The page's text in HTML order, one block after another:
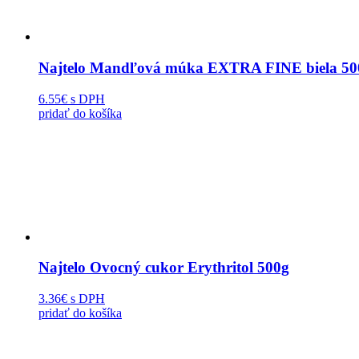
Najtelo Mandľová múka EXTRA FINE biela
6.55€ s DPH
pridať do košíka
Najtelo Ovocný cukor Erythritol 500g
3.36€ s DPH
pridať do košíka